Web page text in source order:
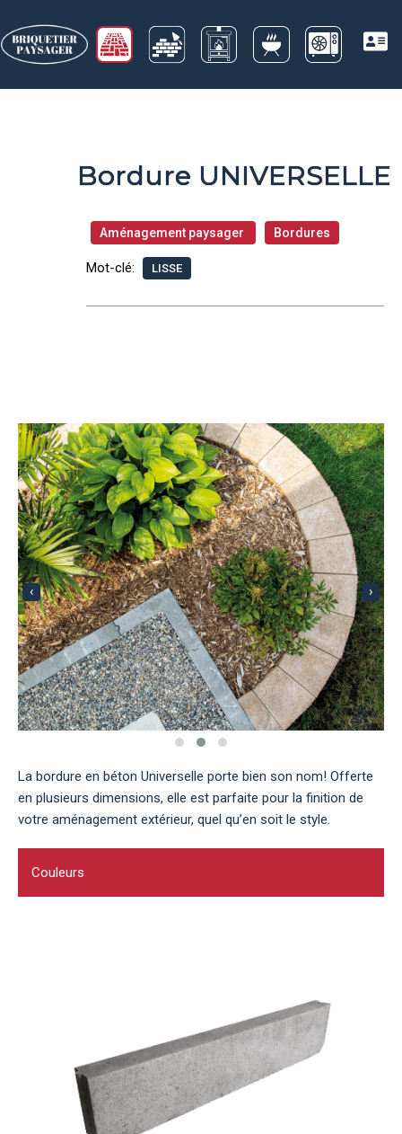
Bordure UNIVERSELLE
Aménagement paysager Bordures
Mot-clé: LISSE
‹ ›
La bordure en béton Universelle porte bien son nom! Offerte
en plusieurs dimensions, elle est parfaite pour la finition de
votre aménagement extérieur, quel qu’en soit le style.
Couleurs